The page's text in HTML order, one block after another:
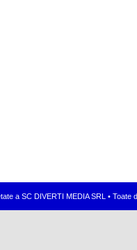
a SC DIVERTI MEDIA SRL •